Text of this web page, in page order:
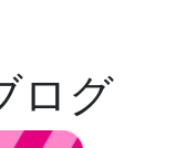
ログ